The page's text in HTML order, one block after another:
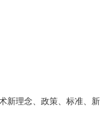
新理念、政策、标准、新